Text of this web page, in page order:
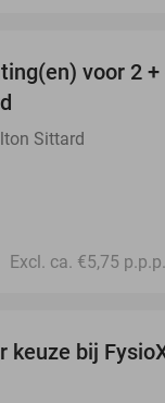
voor 2
Sittard
Excl. ca. €5,75
keuze bij